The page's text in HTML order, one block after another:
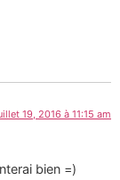
19, 2016 à 11:15 am
bien =)